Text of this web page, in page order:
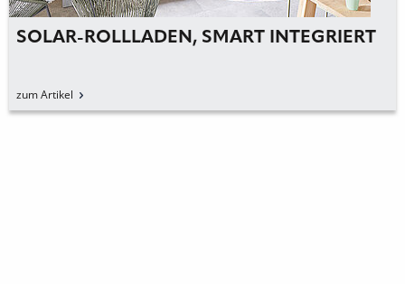
SOLAR-ROLLLADEN, SMART INTEGRIERT
zum Artikel